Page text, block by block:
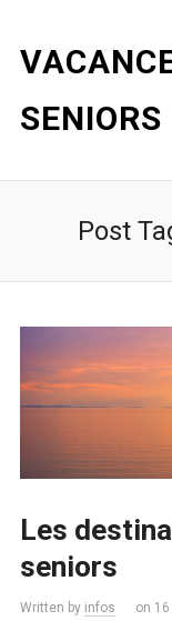
SENIORS
Post
Les
seniors
Written by infos on